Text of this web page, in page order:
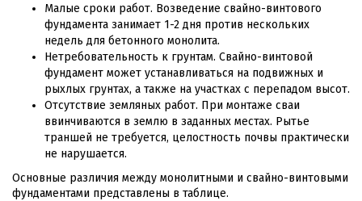
Малые сроки работ. Возведение свайно-винтового
фундамента занимает 1-2 дня против нескольких
недель для бетонного монолита.
Нетребовательность к грунтам. Свайно-винтовой
фундамент может устанавливаться на подвижных и
рыхлых грунтах, а также на участках с перепадом высот.
Отсутствие земляных работ. При монтаже сваи
ввинчиваются в землю в заданных местах. Рытье
траншей не требуется, целостность почвы практически
не нарушается.
Основные различия между монолитными и свайно-винтовыми
фундаментами представлены в таблице.